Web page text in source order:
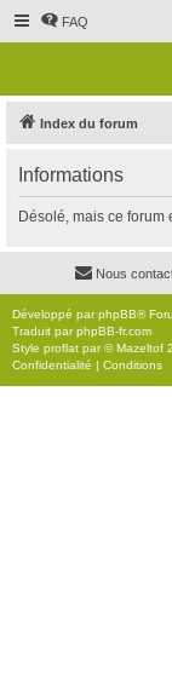
FAQ
Index du forum
Informations
Désolé, mais ce
Nous
Développé parphpBB®
Traduit parphpBB-fr.com
Style proflat par ©Mazeltof
Confidentialité | Conditions